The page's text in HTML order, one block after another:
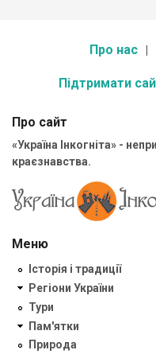
Про нас
Підтримати
Про сайт
«Україна Інкогніта» -
краєзнавства.
Меню
Історія і традиції
Регіони України
Тури
Пам'ятки
Природа